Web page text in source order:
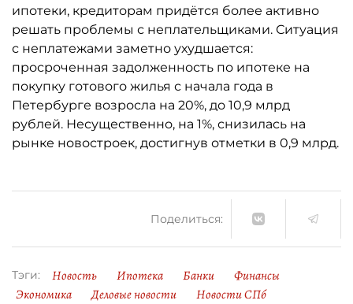
ипотеки, кредиторам придётся более активно
решать проблемы с неплательщиками. Ситуация
с неплатежами заметно ухудшается:
просроченная задолженность по ипотеке на
покупку готового жилья с начала года в
Петербурге возросла на 20%, до 10,9 млрд
рублей. Несущественно, на 1%, снизилась на
рынке новостроек, достигнув отметки в 0,9 млрд.
Поделиться:
Тэги: Новость Ипотека Банки
Финансы
Экономика
Деловые новости
Новости СПб